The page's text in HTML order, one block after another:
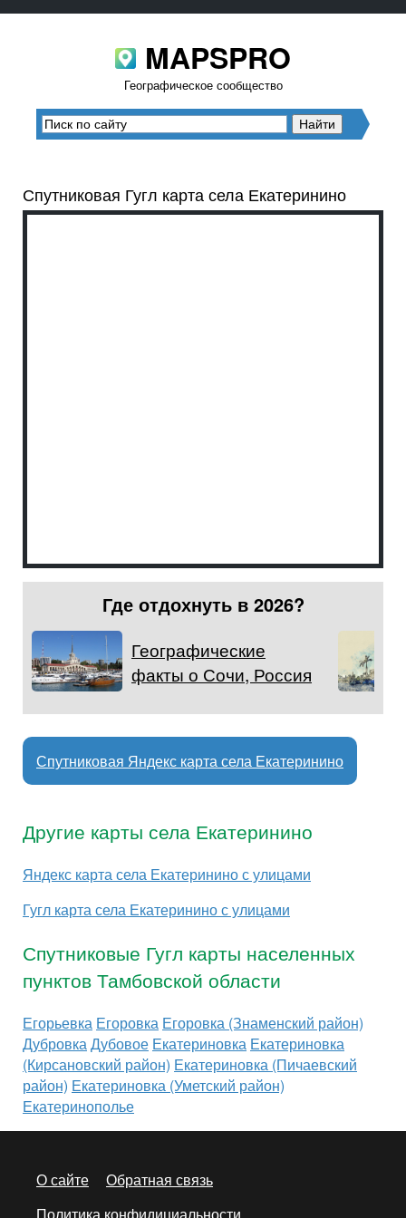
MAPSPRO
Географическое сообщество
Спутниковая Гугл карта села Екатеринино
Где отдохнуть в 2026?
Географические
факты о Сочи, Россия
Спутниковая Яндекс карта села Екатеринино
Другие карты села Екатеринино
Яндекс карта села Екатеринино с улицами
Гугл карта села Екатеринино с улицами
Спутниковые Гугл карты населенных
пунктов Тамбовской области
Егорьевка Егоровка Егоровка (Знаменский район)
Дубровка Дубовое Екатериновка Екатериновка
(Кирсановский район) Екатериновка (Пичаевский
район) Екатериновка (Уметский район)
Екатеринополье
О сайте
Обратная связь
Политика конфидициальности